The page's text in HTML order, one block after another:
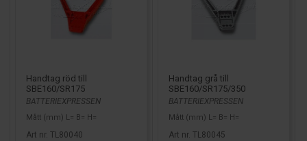
Handtag röd till
SBE160/SR175
BATTERIEXPRESSEN
Mått (mm) L= B= H=
Art nr. TL80040
Handtag grå till
SBE160/SR175/350
BATTERIEXPRESSEN
Mått (mm) L= B= H=
Art nr. TL80045